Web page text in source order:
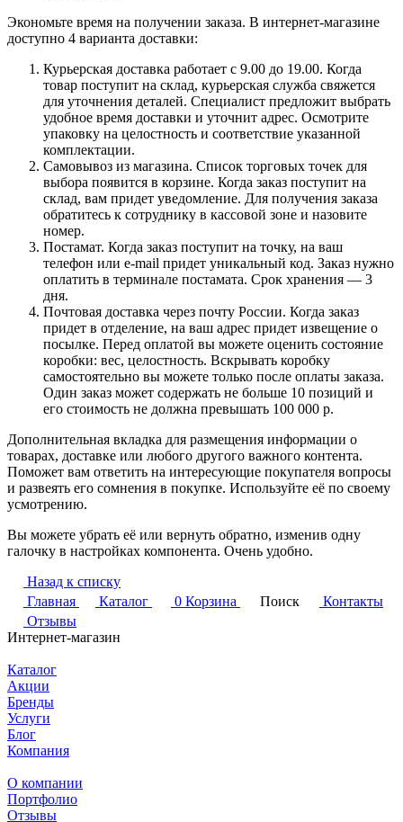
Экономьте время на получении заказа. В интернет-магазине
доступно 4 варианта доставки:
Курьерская доставка работает с 9.00 до 19.00. Когда
товар поступит на склад, курьерская служба свяжется
для уточнения деталей. Специалист предложит выбрать
удобное время доставки и уточнит адрес. Осмотрите
упаковку на целостность и соответствие указанной
комплектации.
Самовывоз из магазина. Список торговых точек для
выбора появится в корзине. Когда заказ поступит на
склад, вам придет уведомление. Для получения заказа
обратитесь к сотруднику в кассовой зоне и назовите
номер.
Постамат. Когда заказ поступит на точку, на ваш
телефон или e-mail придет уникальный код. Заказ нужно
оплатить в терминале постамата. Срок хранения — 3
дня.
Почтовая доставка через почту России. Когда заказ
придет в отделение, на ваш адрес придет извещение о
посылке. Перед оплатой вы можете оценить состояние
коробки: вес, целостность. Вскрывать коробку
самостоятельно вы можете только после оплаты заказа.
Один заказ может содержать не больше 10 позиций и
его стоимость не должна превышать 100 000 р.
Дополнительная вкладка для размещения информации о
товарах, доставке или любого другого важного контента.
Поможет вам ответить на интересующие покупателя вопросы
и развеять его сомнения в покупке. Используйте её по своему
усмотрению.
Вы можете убрать её или вернуть обратно, изменив одну
галочку в настройках компонента. Очень удобно.
Назад к списку
Главная
Каталог 0 Корзина Поиск
Контакты
Отзывы
Интернет-магазин
Каталог
Акции
Бренды
Услуги
Блог
Компания
О компании
Портфолио
Отзывы